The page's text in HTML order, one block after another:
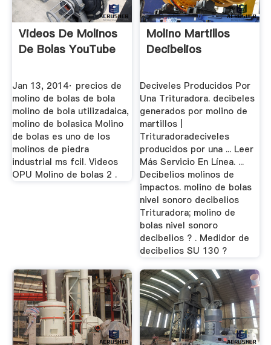
Videos De Molinos
De Bolas YouTube
Jan 13, 2014· precios de
molino de bolas de bola
molino de bola utilizadaica,
molino de bolasica Molino
de bolas es uno de los
molinos de piedra
industrial ms fcil. Videos
OPU Molino de bolas 2 .
Molino Martillos
Decibelios
Deciveles Producidos Por
Una Trituradora. decibeles
generados por molino de
martillos |
Trituradoradeciveles
producidos por una ... Leer
Más Servicio En Línea. ...
Decibelios molinos de
impactos. molino de bolas
nivel sonoro decibelios
Trituradora; molino de
bolas nivel sonoro
decibelios ? . Medidor de
decibelios SU 130 ?